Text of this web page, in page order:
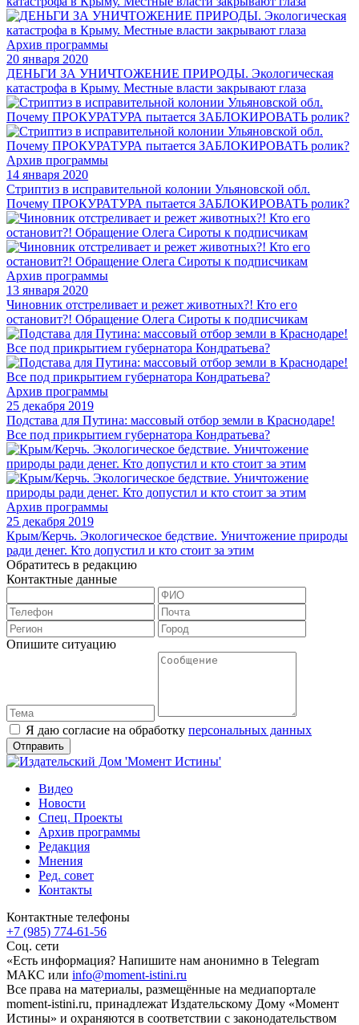
Архив программы
20 января 2020
ДЕНЬГИ ЗА УНИЧТОЖЕНИЕ ПРИРОДЫ. Экологическая
катастрофа в Крыму. Местные власти закрывают глаза
Архив программы
14 января 2020
Стриптиз в исправительной колонии Ульяновской обл.
Почему ПРОКУРАТУРА пытается ЗАБЛОКИРОВАТЬ ролик?
Архив программы
13 января 2020
Чиновник отстреливает и режет животных?! Кто его
остановит?! Обращение Олега Сироты к подписчикам
Архив программы
25 декабря 2019
Подстава для Путина: массовый отбор земли в Краснодаре!
Все под прикрытием губернатора Кондратьева?
Архив программы
25 декабря 2019
Крым/Керчь. Экологическое бедствие. Уничтожение природы
ради денег. Кто допустил и кто стоит за этим
Обратитесь в редакцию
Контактные данные
Опишите ситуацию
Я даю согласие на обработку персональных данных
Видео
Новости
Спец. Проекты
Архив программы
Редакция
Мнения
Ред. совет
Контакты
Контактные телефоны
+7 (985) 774-61-56
Соц. сети
«Есть информация? Напишите нам анонимно в Telegram
МАКС или info@moment-istini.ru
Все права на материалы, размещённые на медиапортале
moment-istini.ru, принадлежат Издательскому Дому «Момент
Истины» и охраняются в соответствии с законодательством